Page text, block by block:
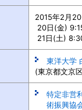
2015年2月
20日(金)
21日(土)
東洋大学
(東京都文京
特定非営
術振興協